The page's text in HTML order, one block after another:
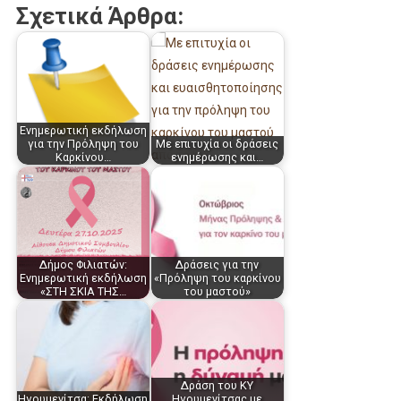
Σχετικά Άρθρα:
Ενημερωτική εκδήλωση
για την Πρόληψη του
Καρκίνου…
Με επιτυχία οι δράσεις
ενημέρωσης και…
Δήμος Φιλιατών:
Eνημερωτική εκδήλωση
«ΣΤΗ ΣΚΙΑ ΤΗΣ…
Δράσεις για την
«Πρόληψη του καρκίνου
του μαστού»
Δράση του ΚΥ